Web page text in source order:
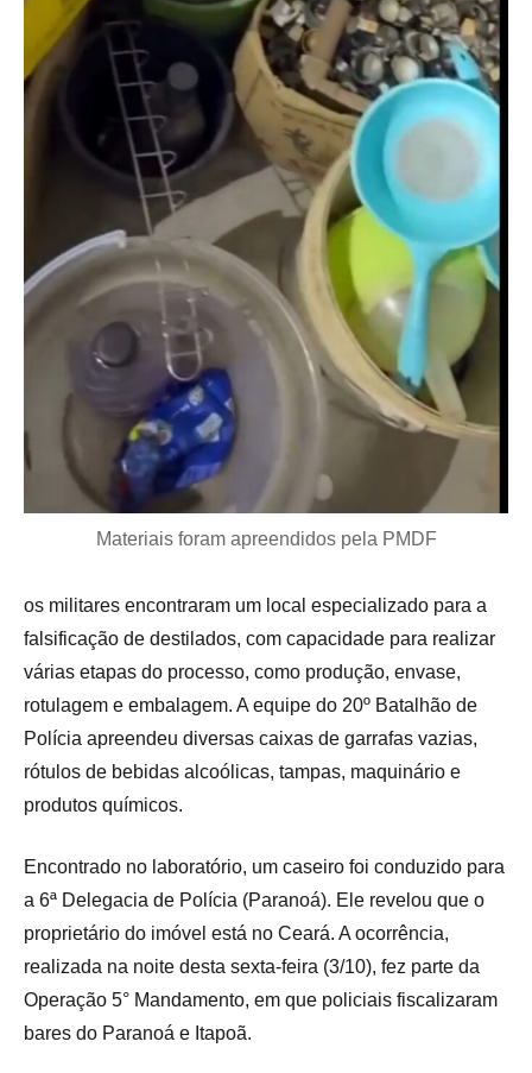
Materiais foram apreendidos pela PMDF
os militares encontraram um local especializado para a
falsificação de destilados, com capacidade para realizar
várias etapas do processo, como produção, envase,
rotulagem e embalagem. A equipe do 20º Batalhão de
Polícia apreendeu diversas caixas de garrafas vazias,
rótulos de bebidas alcoólicas, tampas, maquinário e
produtos químicos.
Encontrado no laboratório, um caseiro foi conduzido para
a 6ª Delegacia de Polícia (Paranoá). Ele revelou que o
proprietário do imóvel está no Ceará. A ocorrência,
realizada na noite desta sexta-feira (3/10), fez parte da
Operação 5° Mandamento, em que policiais fiscalizaram
bares do Paranoá e Itapoã.